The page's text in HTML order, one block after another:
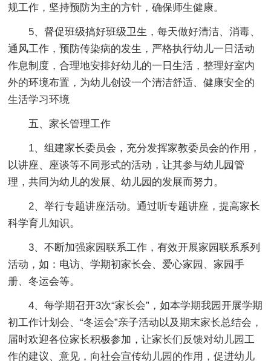
规工作，坚持预防为主的方针，确保师生健康。
5、督促班级搞好班级卫生，每天做好清洁、消毒、
通风工作，预防传染病的发生，严格执行幼儿一日活动
作息制度，合理地安排好幼儿的一日生活，整理好室内
外的环境布置，为幼儿创设一个清洁舒适、健康安全的
生活学习环境
五、家长管理工作
1、组建家长委员会，充分发挥家教委员会的作用，
以讲座、座谈等不同形式的活动，让其参与幼儿园管
理，共同为幼儿的发展、幼儿园的发展而努力。
2、举行专题讲座活动。通过听专题讲座，提高家长
科学育儿知识。
3、不断加强家园联系工作，有效开展家园联系系列
活动，如：电访、学期初家长会、爱心家园、家园手
册、冬运会等。
4、每学期召开3次“家长会”，如本学期我园开展学期
初工作计划会、“冬运会”亲子活动以及期末家长总结会，
届时欢迎各位家长积极参加，让家长们反馈对幼儿园工
作的建议、意见，向社会宣传幼儿园的作用，促进幼儿